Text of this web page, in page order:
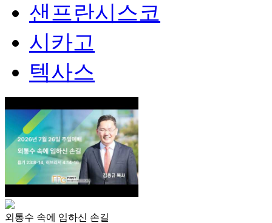
샌프란시스코
시카고
텍사스
외통수 속에 임하신 손길